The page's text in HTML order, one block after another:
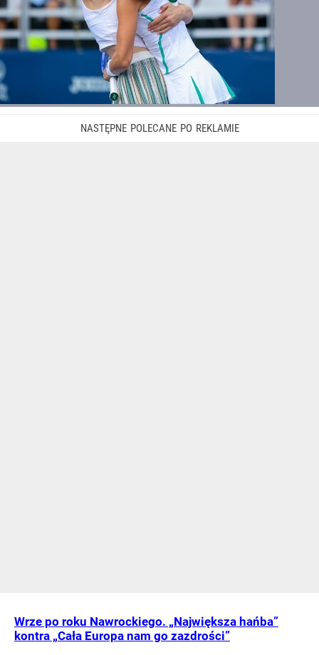
Wrze po roku Nawrockiego. „Największa hańba”
kontra „Cała Europa nam go zazdrości”